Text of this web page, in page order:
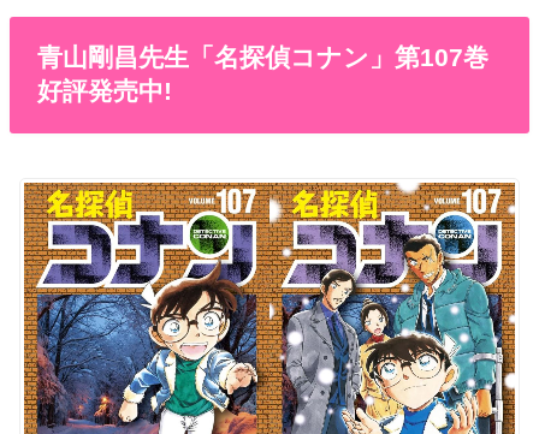
青山剛昌先生「名探偵コナン」第107巻
好評発売中!